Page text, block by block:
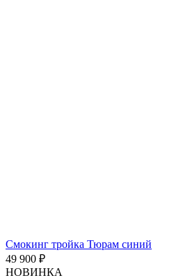
Смокинг тройка Тюрам синий
49 900 ₽
НОВИНКА